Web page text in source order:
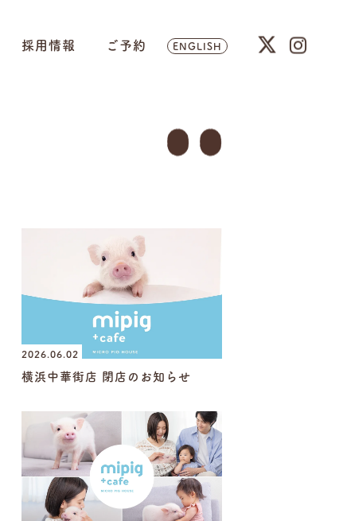
採用情報 ご予約 ENGLISH
2026.06.02
横浜中華街店 閉店のお知らせ